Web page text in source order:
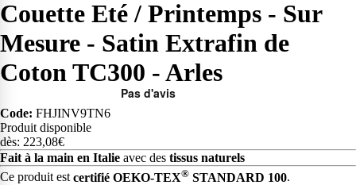
Couette Eté / Printemps - Sur
Mesure - Satin Extrafin de
Coton TC300 - Arles
Code: FHJINV9TN6
Produit disponible
dès: 223,08€
Fait à la main en Italie avec des tissus naturels
Ce produit estcertifié OEKO-TEX® STANDARD 100.